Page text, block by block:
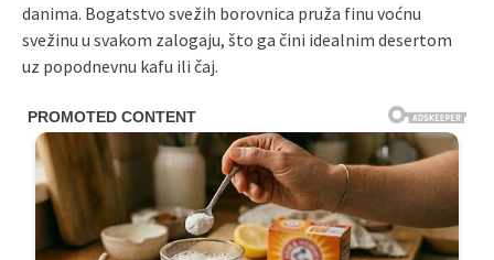
danima. Bogatstvo svežih borovnica pruža finu voćnu
svežinu u svakom zalogaju, što ga čini idealnim desertom
uz popodnevnu kafu ili čaj.